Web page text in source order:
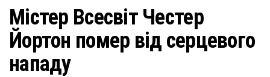
ц
Містер Всесвіт Честер
Йортон помер від серцевого
нападу